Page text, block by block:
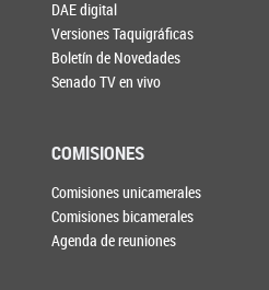
DAE digital
Versiones Taquigráficas
Boletín de Novedades
Senado TV en vivo
COMISIONES
Comisiones unicamerales
Comisiones bicamerales
Agenda de reuniones